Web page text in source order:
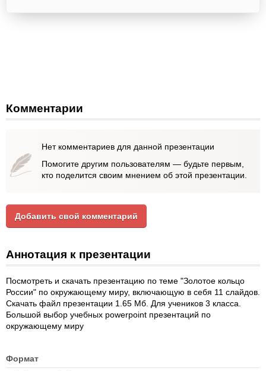
Комментарии
Нет комментариев для данной презентации
Помогите другим пользователям — будьте первым,
кто поделится своим мнением об этой презентации.
Добавить свой комментарий
Аннотация к презентации
Посмотреть и скачать презентацию по теме "Золотое кольцо
России" по окружающему миру, включающую в себя 11 слайдов.
Скачать файл презентации 1.65 Мб. Для учеников 3 класса.
Большой выбор учебных powerpoint презентаций по
окружающему миру
Формат